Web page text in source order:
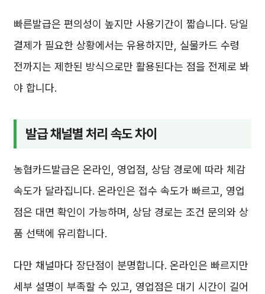
빠른발급은 편의성이 높지만 사용기간이 짧습니다. 당일
결제가 필요한 상황에서는 유용하지만, 실물카드 수령
전까지는 제한된 방식으로만 활용된다는 점을 전제로 봐
야 합니다.
발급 채널별 처리 속도 차이
농협카드발급은 온라인, 영업점, 상담 경로에 따라 체감
속도가 달라집니다. 온라인은 접수 속도가 빠르고, 영업
점은 대면 확인이 가능하며, 상담 경로는 조건 문의와 상
품 선택에 유리합니다.
다만 채널마다 장단점이 분명합니다. 온라인은 빠르지만
세부 설명이 부족할 수 있고, 영업점은 대기 시간이 길어